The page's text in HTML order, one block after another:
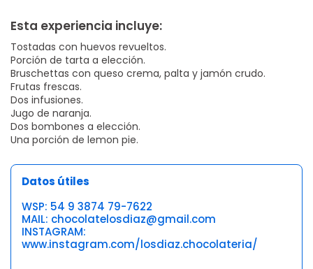
Esta experiencia incluye:
Tostadas con huevos revueltos.
Porción de tarta a elección.
Bruschettas con queso crema, palta y jamón crudo.
Frutas frescas.
Dos infusiones.
Jugo de naranja.
Dos bombones a elección.
Una porción de lemon pie.
Datos útiles
WSP: 54 9 3874 79-7622
MAIL: chocolatelosdiaz@gmail.com
INSTAGRAM:
www.instagram.com/losdiaz.chocolateria/